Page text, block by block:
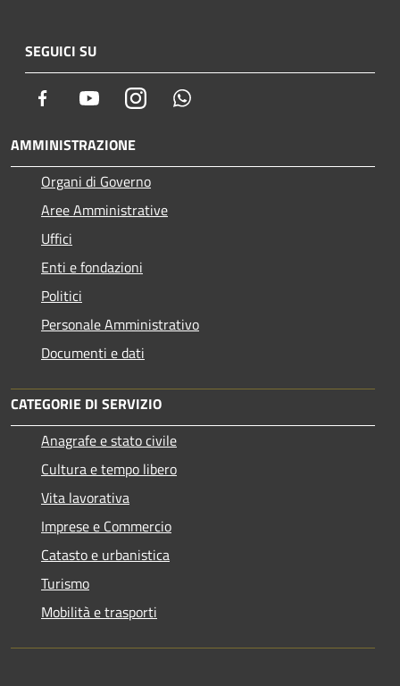
SEGUICI SU
Facebook YoutubeInstagram
AMMINISTRAZIONE
Organi di Governo
Aree Amministrative
Uffici
Enti e fondazioni
Politici
Personale Amministrativo
Documenti e dati
CATEGORIE DI SERVIZIO
Anagrafe e stato civile
Cultura e tempo libero
Vita lavorativa
Imprese e Commercio
Catasto e urbanistica
Turismo
Mobilità e trasporti